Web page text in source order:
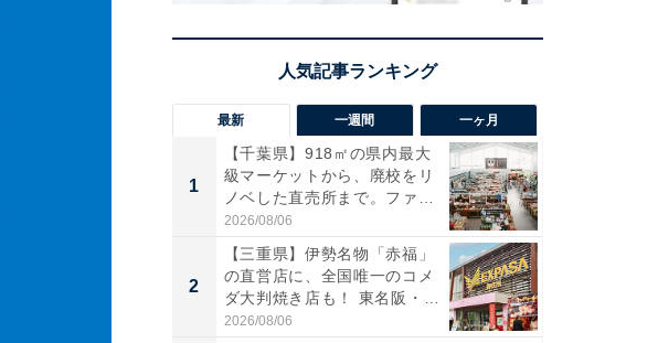
最新 一週間 一ヶ月
1
【千葉県】918㎡の県内最大
級マーケットから、廃校をリ
ノベした直売所まで。ファ
ー...
2026/08/06
2
【三重県】伊勢名物「赤福」
の直営店に、全国唯一のコメ
ダ大判焼き店も！ 東名阪・
伊...
2026/08/06